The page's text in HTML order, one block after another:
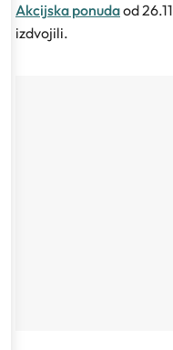
Akcijska ponudaod
izdvojili.